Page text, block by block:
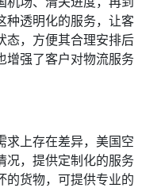
种透明化的服务，让客
态，方便其合理安排后
增强了客户对物流服务
求上存在差异，美国空
况，提供定制化的服务
的货物，可提供专业的